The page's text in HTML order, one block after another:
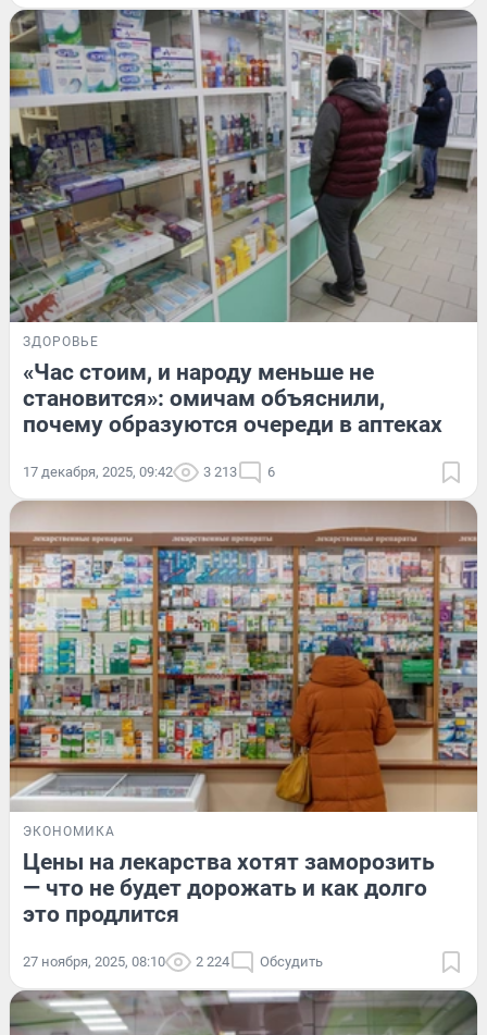
ЗДОРОВЬЕ
«Час стоим, и народу меньше не
становится»: омичам объяснили,
почему образуются очереди в аптеках
17 декабря, 2025, 09:42 3 213 6
ЭКОНОМИКА
Цены на лекарства хотят заморозить
— что не будет дорожать и как долго
это продлится
27 ноября, 2025, 08:10 2 224 Обсудить